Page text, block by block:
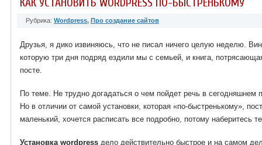
КАК УСТАНОВИТЬ WORDPRESS ПО-БЫСТРЕНЬКОМУ
Рубрика: Wordpress, Про создание сайтов
Друзья, я дико извиняюсь, что не писал ничего целую неделю.
которую три дня подряд ездили мы с семьей, и книга,
посте.
По теме. Не трудно догадаться о чем пойдет речь в сегодняшнем
Но в отличии от самой установки, которая «по-быстренькому»,
маленький, хочется расписать все подробно, потому наберитесь
Установка wordpress дело действительно быстрое и на самом